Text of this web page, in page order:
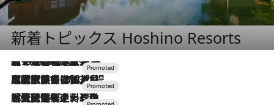
新着トピックス Hoshino Resorts
2026.8.7
【トンボの足水浴】ヒノキの香りに包まれて涼感マックス！約13℃の湧水かけ流しを避暑地「星野温泉 トンボの湯」で体験
2026.7.31
【ホテル帰省】という選択肢をOMOが提案。家族とほどよい距離を保つには「昼は実家、夜は気兼ねなくホテルで！」
2026.7.24
【夏限定ディナーコース】旬を迎える稚鮎や花ズッキーニなどをイタリア・トスカーナの郷土料理の手法で満喫！